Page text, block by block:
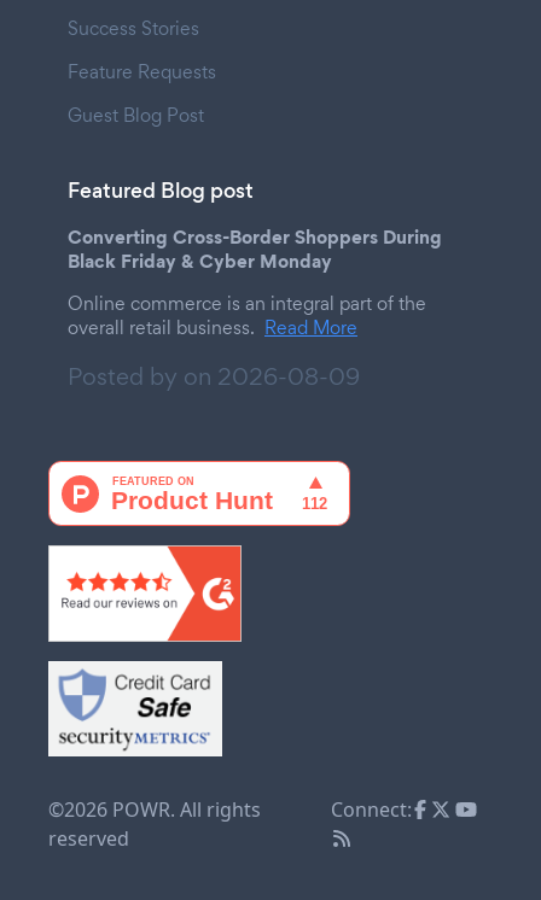
Success Stories
Feature Requests
Guest Blog Post
Featured Blog post
Converting Cross-Border Shoppers During
Black Friday & Cyber Monday
Online commerce is an integral part of the
overall retail business. Read More
Posted by on 2026-08-09
©2026 POWR. All rights
reserved
Connect: